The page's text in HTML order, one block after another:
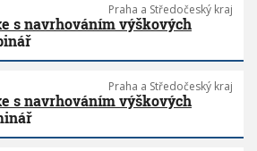
Praha a Středočeský kraj
s navrhováním výškových
Praha a Středočeský kraj
s navrhováním výškových